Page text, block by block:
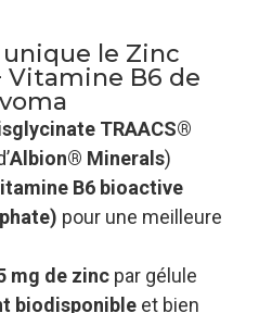
le Zinc
Vitamine B6 de
TRAACS®
Albion® Minerals)
B6 bioactive
pour une meilleure
mg de zinc par gélule
biodisponible et bien